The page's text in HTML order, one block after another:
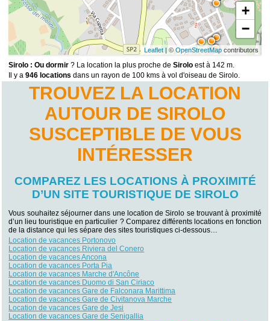
+
−
Leaflet| ©OpenStreetMapcontributors
Sirolo : Ou dormir ? La location la plus proche deSirolo est à 142 m.
Il y a946 locations dans un rayon de 100 kms à vol d'oiseau de Sirolo.
TROUVEZ LA LOCATION
AUTOUR DE SIROLO
SUSCEPTIBLE DE VOUS
INTÉRESSER
COMPAREZ LES LOCATIONS À PROXIMITÉ
D’UN SITE TOURISTIQUE DE SIROLO
Vous souhaitez séjourner dans une location de Sirolo se trouvant à proximité
d’un lieu touristique en particulier ? Comparez différents locations en fonction
de la distance qui les sépare des sites touristiques ci-dessous…
Location de vacances Portonovo
Location de vacances Riviera del Conero
Location de vacances Ancona
Location de vacances Porta Pia
Location de vacances Marche d'Ancône
Location de vacances Duomo di San Ciriaco
Location de vacances Gare de Falconara Marittima
Location de vacances Gare de Civitanova Marche
Location de vacances Gare de Jesi
Location de vacances Gare de Senigallia